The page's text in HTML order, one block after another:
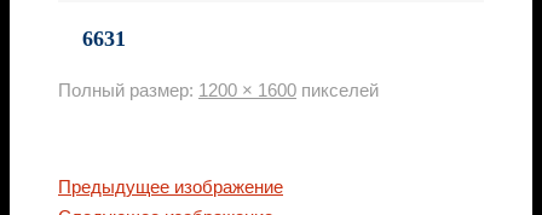
6631
Полный размер: 1200 × 1600 пикселей
Предыдущее изображение